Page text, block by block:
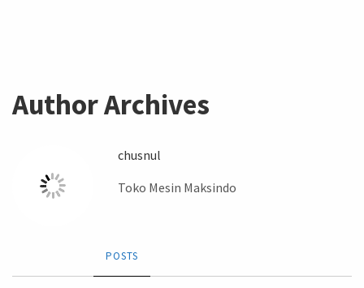
Author Archives
chusnul
Toko Mesin Maksindo
POSTS